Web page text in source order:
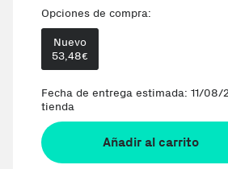
Opciones de compra:
Nuevo
53,48€
Fecha de entrega estimada: 11/08/
tienda
Añadir al carrito